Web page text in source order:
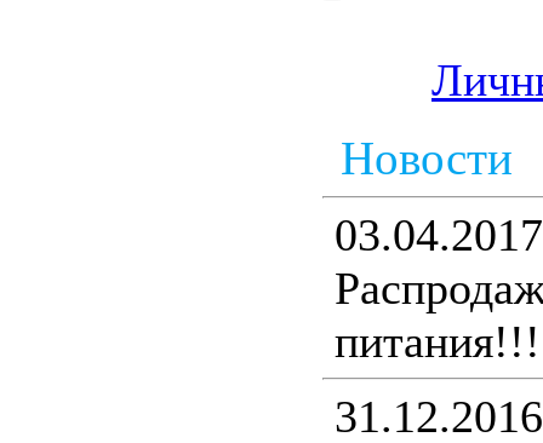
Новости
03.04.2017
питания!!!
31.12.2016